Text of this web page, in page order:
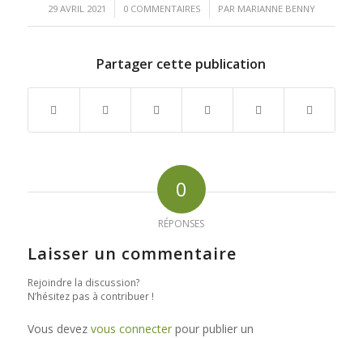
29 AVRIL 2021
/ 0 COMMENTAIRES
/ PAR MARIANNE BENNY
Partager cette publication
0
RÉPONSES
Laisser un commentaire
Rejoindre la discussion?
N’hésitez pas à contribuer !
Vous devez vous connecterpour publier un